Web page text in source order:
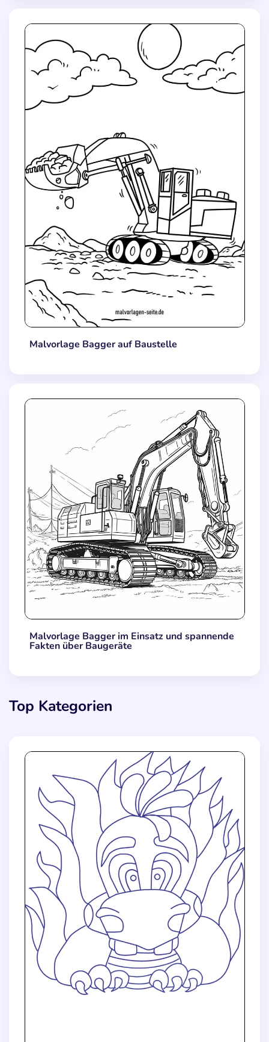
Malvorlage Bagger auf Baustelle
Malvorlage Bagger im Einsatz und spannende
Fakten über Baugeräte
Top Kategorien